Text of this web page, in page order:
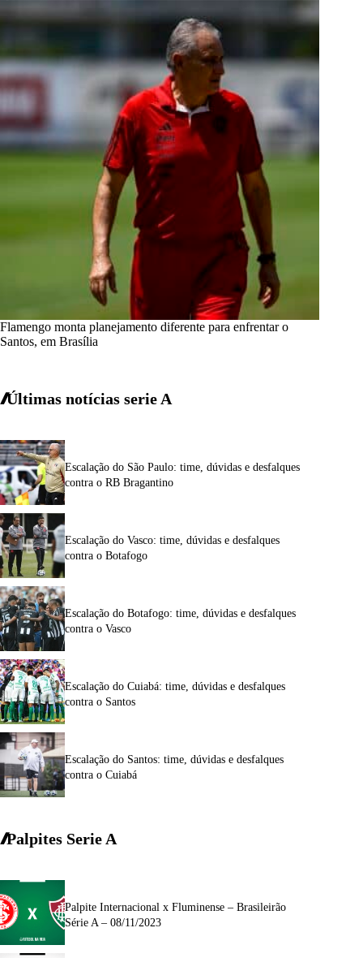
Flamengo monta planejamento diferente para enfrentar o
Santos, em Brasília
Últimas notícias serie A
Escalação do São Paulo: time, dúvidas e desfalques
contra o RB Bragantino
Escalação do Vasco: time, dúvidas e desfalques
contra o Botafogo
Escalação do Botafogo: time, dúvidas e desfalques
contra o Vasco
Escalação do Cuiabá: time, dúvidas e desfalques
contra o Santos
Escalação do Santos: time, dúvidas e desfalques
contra o Cuiabá
Palpites Serie A
Palpite Internacional x Fluminense – Brasileirão
Série A – 08/11/2023